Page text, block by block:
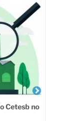
Cetesb no